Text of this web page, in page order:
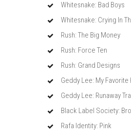
Whitesnake: Bad Boys
Whitesnake: Crying In
Rush: The Big Money
Rush: Force Ten
Rush: Grand Designs
Geddy Lee: My
Geddy Lee: Runaway
Black Label Society:
Rafa Identity: Pink